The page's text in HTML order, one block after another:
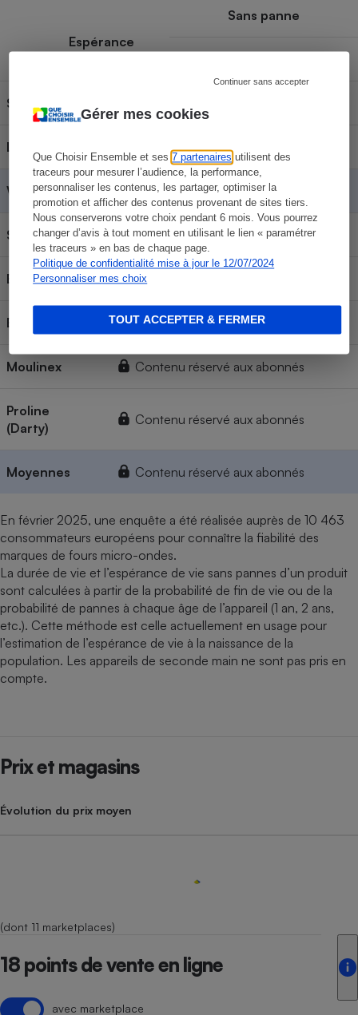
Gérer mes cookies
Que Choisir Ensemble et ses7 partenaires utilisent des
traceurs pour mesurer l’audience, la performance,
personnaliser les contenus, les partager, optimiser la
promotion et afficher des contenus provenant de sites tiers.
Nous conserverons votre choix pendant 6 mois. Vous pourrez
changer d’avis à tout moment en utilisant le lien « paramétrer
les traceurs » en bas de chaque page.
Politique de confidentialité mise à jour le 12/07/2024
Personnaliser mes choix
Continuer sans accepter
TOUT ACCEPTER & FERMER
Espérance
Sans panne
Siemens
LG Contenu réservé aux abonnés
Whirlpool Contenu réservé aux abonnés
Samsung Contenu réservé aux abonnés
Bosch Contenu réservé aux abonnés
Brandt Contenu réservé aux abonnés
Moulinex Contenu réservé aux abonnés
Proline
(Darty)
Contenu réservé aux abonnés
Moyennes Contenu réservé aux abonnés
En février 2025, une enquête a été réalisée auprès de 10 463
consommateurs européens pour connaître la fiabilité des
marques de fours micro-ondes.
La durée de vie et l’espérance de vie sans pannes d’un produit
sont calculées à partir de la probabilité de fin de vie ou de la
probabilité de pannes à chaque âge de l’appareil (1 an, 2 ans,
etc.). Cette méthode est celle actuellement en usage pour
l’estimation de l’espérance de vie à la naissance de la
population. Les appareils de seconde main ne sont pas pris en
compte.
Prix et magasins
Évolution du prix moyen
(dont 11 marketplaces)
18 points de vente en ligne
avec marketplace